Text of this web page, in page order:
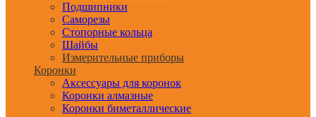
Подшипники
Саморезы
Стопорные кольца
Шайбы
Измерительные приборы
Коронки
Аксессуары для коронок
Коронки алмазные
Коронки биметаллические